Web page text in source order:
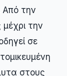
Από την
την
σε
στους